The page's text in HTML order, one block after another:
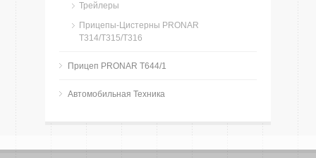
Трейлеры
Прицепы-Цистерны PRONAR
T314/T315/T316
Прицеп PRONAR T644/1
Автомобильная Техника